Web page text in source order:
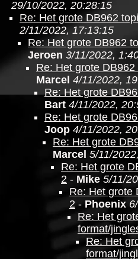
29/10/2022, 20:28:15
Re: Het grote DB962
2/11/2022, 17:13:15
Re: Het grote DB962
Jeroen 3/11/2022,
Re: Het grote
Marcel 4/11/2022,
Re: Het grote
Bart 4/11/2022,
Re: Het grote
Joop 4/11/2022,
Re: Het grote
Marcel 5/11/
Re: Het grote
2 - Mike 5/11/
Re: Het grote
2 - Phoenix
Re: Het
format/
Re: Het
format/